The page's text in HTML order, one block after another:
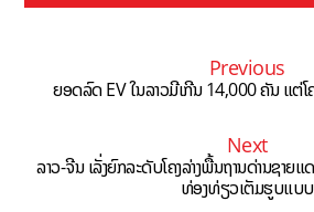
Previous
ຍອດລົດ EV ໃນລາວມີເກີນ 14,000 ຄັນ ແຕ່ໂຄ
Next
ລາວ-ຈີນ ເລັ່ງຍົກລະດັບໂຄງລ່າງພື້ນຖານດ່ານຊາຍ
ທ່ອງທ່ຽວເຕັມຮູບແບບ